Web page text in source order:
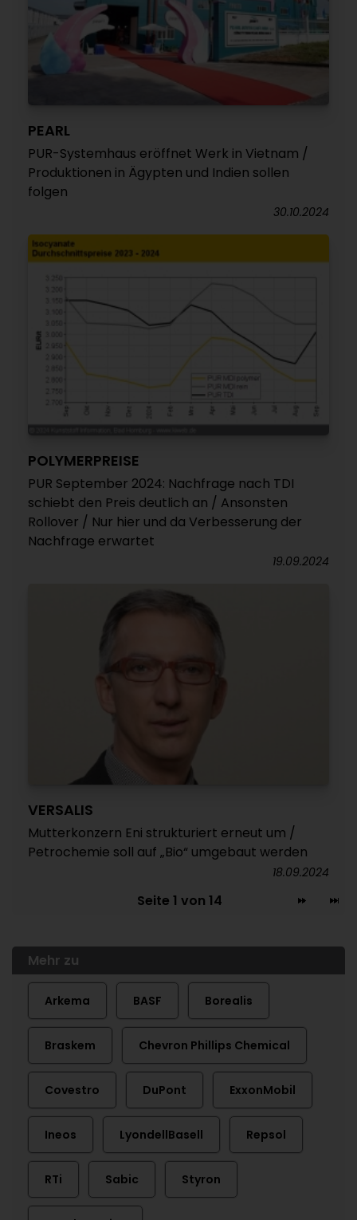
PEARL
PUR-Systemhaus eröffnet Werk in Vietnam /
Produktionen in Ägypten und Indien sollen
folgen
30.10.2024
POLYMERPREISE
PUR September 2024: Nachfrage nach TDI
schiebt den Preis deutlich an / Ansonsten
Rollover / Nur hier und da Verbesserung der
Nachfrage erwartet
19.09.2024
VERSALIS
Mutterkonzern Eni strukturiert erneut um /
Petrochemie soll auf „Bio“ umgebaut werden
18.09.2024
Seite 1 von 14
Mehr zu
Arkema BASF Borealis
Braskem Chevron Phillips Chemical
Covestro DuPont ExxonMobil
Ineos LyondellBasell Repsol
RTi Sabic Styron